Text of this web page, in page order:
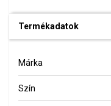
Termékadatok
Márka
Szín